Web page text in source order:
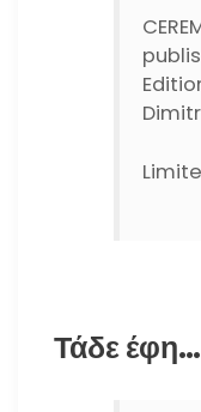
Τάδε έφη…